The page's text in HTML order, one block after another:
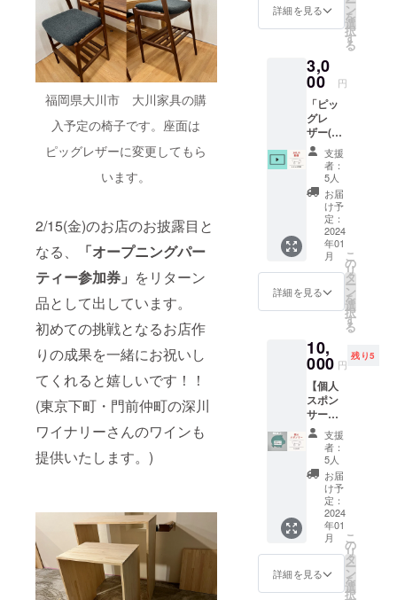
福岡県大川市 大川家具の購
入予定の椅子です。座面は
ピッグレザーに変更してもら
います。
2/15(金)のお店のお披露目と
なる、
「オープニングパー
ティー参加券」 をリターン
品として出しています。
初めての挑戦となるお店作
りの成果を一緒にお祝いし
てくれると嬉しいです！！
(東京下町・門前仲町の深川
ワイナリーさんのワインも
提供いたします。)
×高さ
310mm
フェ
バー併
設の
ピッグ
レザー
ショッ
プSai 〒
131-
0041 東
京都墨
田区八
広2-45-
時】 ※
下記よ
日を選
び、備
記入を
お願い
致しま
す。
10:00-
11:30
2024年
1月20日
(土)
2024年
1月21日
(日)
2024年
1月27日
(土)
2024年
1月28日
(日)
表の児
嶋真人
から熱
のメー
ルをお
送りさ
せてい
ただき
ます。
詳細を見る ン
を
選
択
す
る
3,0
00 円
「ピッ
グレ
ザー(豚
革)のお
店」を
ただた
だ応援
してく
ださる
方への
リター
ンで
す。 児
嶋真人
から熱
いお礼
をお送
りさせ
ていた
だきま
す。
支援
者：
5人
お届
け予
定：
2024
年01
月
詳細を見る
こ
の
リ
タ
ー
ン
を
選
択
す
る
10,
000 円
残り5
【個人
スポン
サー】
個人ス
ポン
サーと
して、
「ピッ
グレ
ザーの
お店」
を応援
できる
権利で
す。 店
支援
者：
5人
お届
け予
定：
2024
年01
月
詳細を見る
こ
の
リ
タ
ー
ン
を
選
択